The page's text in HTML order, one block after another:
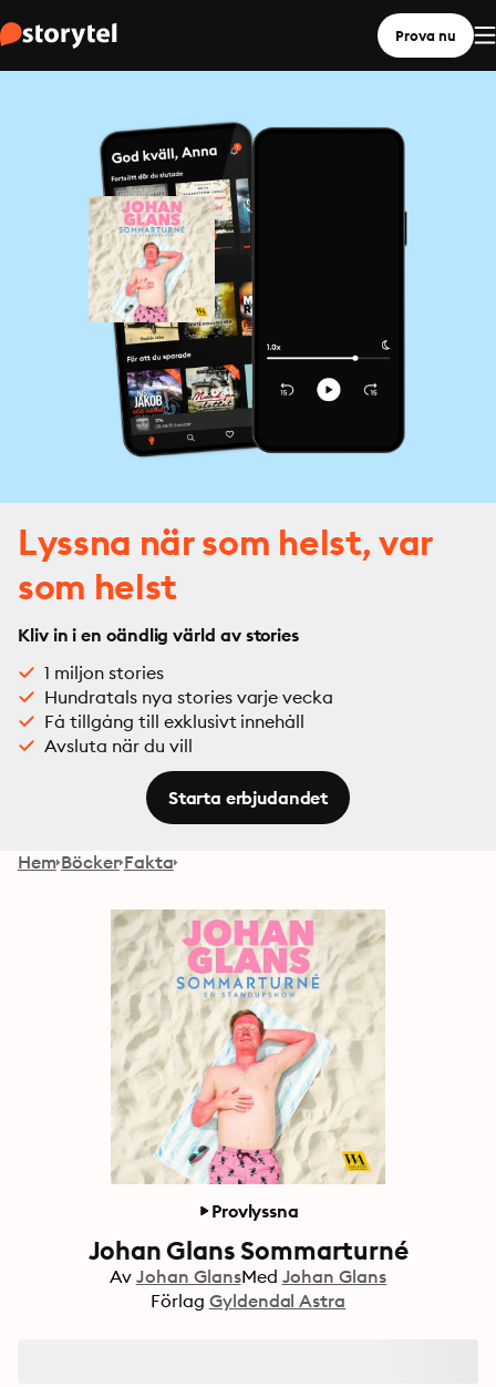
Prova nu
Lyssna när som helst, var
som helst
Kliv in i en oändlig värld av stories
1 miljon stories
Hundratals nya stories varje vecka
Få tillgång till exklusivt innehåll
Avsluta när du vill
Starta erbjudandet
Hem Böcker Fakta
Provlyssna
Johan Glans Sommarturné
Av Johan GlansMed Johan Glans
Förlag Gyldendal Astra